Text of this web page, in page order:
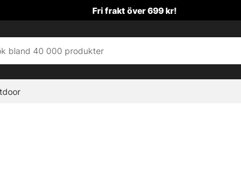
Fri frakt över 699 kr!